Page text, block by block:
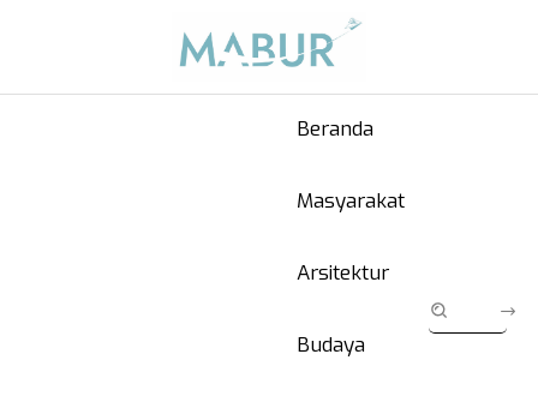
Beranda
Masyarakat
Arsitektur
Budaya